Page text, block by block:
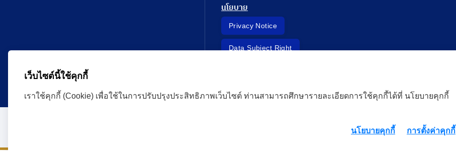
นโยบาย
Privacy Notice
Data Subject Right
เว็บไซต์นี้ใช้คุกกี้
เราใช้คุกกี้ (Cookie) เพื่อใช้ในการปรับปรุงประสิทธิภาพเว็บไซต์ ท่านสามารถศึกษารายละเอียดการใช้คุกกี้ได้ที่ นโยบายคุกกี้
นโยบายคุกกี้ การตั้งค่าคุกกี้